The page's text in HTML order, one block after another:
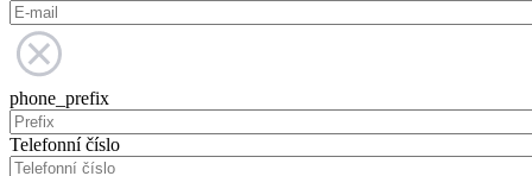
phone_prefix
Telefonní číslo